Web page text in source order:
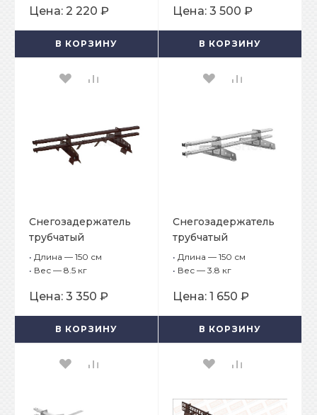
металлочерепицы с
шагом обрешётки
350 мм
Цена: 2 220 ₽
В КОРЗИНУ
для профнастила H-
114
Цена: 3 500 ₽
В КОРЗИНУ
Снегозадержатель
трубчатый
плоскоовальный
BORGE 25х45 мм, L-
для профнастила H-
60, H-75
• Длина — 150 см
• Вес — 8.5 кг
Цена: 3 350 ₽
В КОРЗИНУ
Снегозадержатель
трубчатый
плоскоовальный
BORGE 25х45мм, L-1,5
для материалов на
основе битума
• Длина — 150 см
• Вес — 3.8 кг
Цена: 1 650 ₽
В КОРЗИНУ